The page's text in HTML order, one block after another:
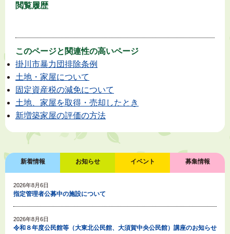
閲覧履歴
このページと 関連性の高いページ
掛川市暴力団排除条例
土地・家屋について
固定資産税の減免について
土地、家屋を取得・売却したとき
新増築家屋の評価の方法
新着情報 お知らせ イベント 募集情報
2026年8月6日
指定管理者公募中の施設について
2026年8月6日
令和８年度公民館等（大東北公民館、大須賀中央公民館）講座のお知らせ